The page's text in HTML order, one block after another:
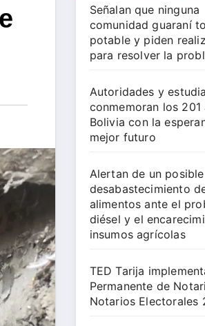
Señalan que ninguna
comunidad guaraní
potable y piden
para resolver la
Autoridades y
conmemoran los 201
Bolivia con la
mejor futuro
Alertan de un posible
desabastecimiento
alimentos ante el
diésel y el
insumos agrícolas
TED Tarija
Permanente de
Notarios Electorales